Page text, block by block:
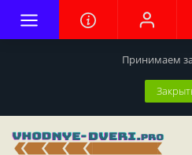
Принимаем